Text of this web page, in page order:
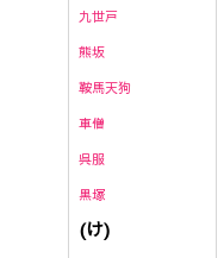
九世戸
熊坂
鞍馬天狗
車僧
呉服
黒塚
(け)